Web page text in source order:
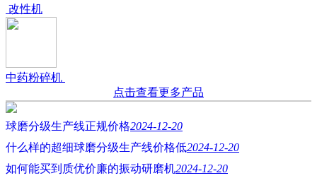
改性机
中药粉碎机
点击查看更多产品
球磨分级生产线正规价格2024-12-20
什么样的超细球磨分级生产线价格低2024-12-20
如何能买到质优价廉的振动研磨机2024-12-20